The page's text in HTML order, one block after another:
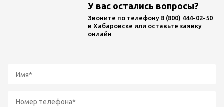
У вас остались вопросы?
Звоните по телефону 8 (800) 444-02-50
в Хабаровске или оставьте заявку
онлайн